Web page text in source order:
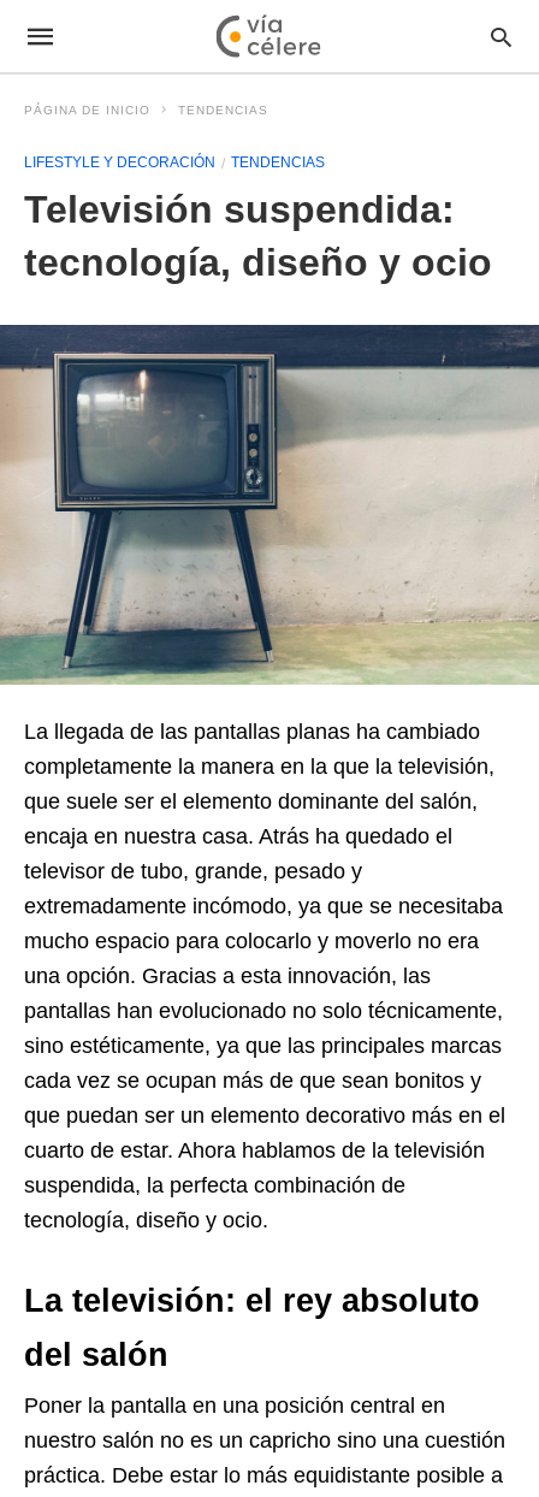
PÁGINA DE INICIO TENDENCIAS
LIFESTYLE Y DECORACIÓN TENDENCIAS
Televisión suspendida:
tecnología, diseño y ocio
La llegada de las pantallas planas ha cambiado
completamente la manera en la que la televisión,
que suele ser el elemento dominante del salón,
encaja en nuestra casa. Atrás ha quedado el
televisor de tubo, grande, pesado y
extremadamente incómodo, ya que se necesitaba
mucho espacio para colocarlo y moverlo no era
una opción. Gracias a esta innovación, las
pantallas han evolucionado no solo técnicamente,
sino estéticamente, ya que las principales marcas
cada vez se ocupan más de que sean bonitos y
que puedan ser un elemento decorativo más en el
cuarto de estar. Ahora hablamos de la televisión
suspendida, la perfecta combinación de
tecnología, diseño y ocio.
La televisión: el rey absoluto
del salón
Poner la pantalla en una posición central en
nuestro salón no es un capricho sino una cuestión
práctica. Debe estar lo más equidistante posible a